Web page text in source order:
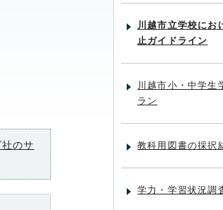
のサ
川越市立学校にお
止ガイドライン
川越市小・中学生
ラン
教科用図書の採択
学力・学習状況調